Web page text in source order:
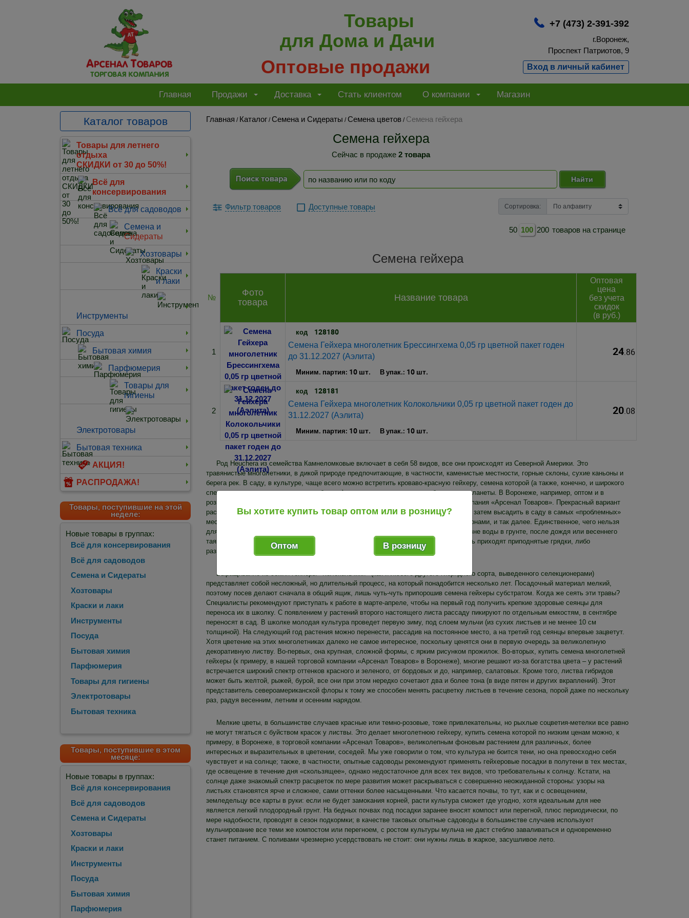
Товары
для Дома и Дачи
Оптовые продажи
+7 (473) 2-391-392
г.Воронеж,
Проспект Патриотов, 9
Вход в личный кабинет
Главная Продажи Доставка Стать клиентом О компании Магазин
Каталог товаров
Товары для летнего
отдыха
СКИДКИ от 30 до 50%!
Всё для
консервирования
Всё для садоводов
Семена и
Сидераты
Хозтовары
Краски
и лаки
Инструменты
Посуда
Бытовая химия
Парфюмерия
Товары для
гигиены
Электротовары
Бытовая техника
АКЦИЯ!
РАСПРОДАЖА!
Товары, поступившие на этой
неделе:
Новые товары в группах:
Всё для консервирования
Всё для садоводов
Семена и Сидераты
Хозтовары
Краски и лаки
Инструменты
Посуда
Бытовая химия
Парфюмерия
Товары для гигиены
Электротовары
Бытовая техника
Товары, поступившие в этом
месяце:
Новые товары в группах:
Всё для консервирования
Всё для садоводов
Семена и Сидераты
Хозтовары
Краски и лаки
Инструменты
Посуда
Бытовая химия
Парфюмерия
Главная / Каталог /Семена и Сидераты /Семена цветов / Семена гейхера
Семена гейхера
Сейчас в продаже2 товара
Найти
Фильтр товаров Доступные товары Сортировка:
50 100 200 товаров на странице
Семена гейхера
№
Фото
товара
Название товара
Оптовая
цена
без учета
скидок
(в руб.)
1
код 128180
Семена Гейхера многолетник Брессингхема 0,05 гр цветной пакет годен
до 31.12.2027 (Аэлита)
Миним. партия: 10 шт. В упак.: 10 шт.
24.86
2
код 128181
Семена Гейхера многолетник Колокольчики 0,05 гр цветной пакет годен до
31.12.2027 (Аэлита)
Миним. партия: 10 шт. В упак.: 10 шт.
20.08
Род Heuchera из семейства Камнеломковые включает в себя 58 видов, все они происходят из Северной Америки. Это
травянистые многолетники, в дикой природе предпочитающие, в частности, каменистые местности, горные склоны, сухие каньоны и
берега рек. В саду, в культуре, чаще всего можно встретить кроваво-красную гейхеру, семена которой (а также, конечно, и широкого
спектра полученных на ее основе гибридов) сегодня можно купить в любом уголке планеты. В Воронеже, например, оптом и в
розницу по низким ценам, такой посадочный материал реализует наша торговая компания «Арсенал Товаров». Прекрасный вариант
растений для затененных участков, поскольку можно вырастить гейхеру из семян, а затем высадить в саду в самых «проблемных»
местах: за строениями, вдоль заборов, под кустарниками и деревьями с густыми кронами, и так далее. Единственное, чего нельзя
для них допускать – это замокания корней. На низинных участках, при высоком уровне воды в грунте, после дождя или весеннего
таяния снега, высок риск загубить посадки. Впрочем, в подобных случаях на помощь приходят приподнятые грядки, либо
разнообразные насыпи.
Выращивание из семян гейхеры «Колокольчики» (как и любого другого гибридного сорта, выведенного селекционерами)
представляет собой несложный, но длительный процесс, на который понадобится несколько лет. Посадочный материал мелкий,
поэтому посев делают сначала в общий ящик, лишь чуть-чуть припорошив семена гейхеры субстратом. Когда же сеять эти травы?
Специалисты рекомендуют приступать к работе в марте-апреле, чтобы на первый год получить крепкие здоровые сеянцы для
переноса их в школку. С появлением у растений второго настоящего листа рассаду пикируют по отдельным емкостям, в сентябре
переносят в сад. В школке молодая культура проведет первую зиму, под слоем мульчи (из сухих листьев и не менее 10 см
толщиной). На следующий год растения можно перенести, рассадив на постоянное место, а на третий год сеянцы впервые зацветут.
Хотя цветение на этих многолетниках далеко не самое интересное, поскольку ценятся они в первую очередь за великолепную
декоративную листву. Во-первых, она крупная, сложной формы, с ярким рисунком прожилок. Во-вторых, купить семена многолетней
гейхеры (к примеру, в нашей торговой компании «Арсенал Товаров» в Воронеже), многие решают из-за богатства цвета – у растений
встречается широкий спектр оттенков красного и зеленого, от бордовых и до, например, салатовых. Кроме того, листва гибридов
может быть желтой, рыжей, бурой, все они при этом нередко сочетают два и более тона (в виде пятен и других вкраплений). Этот
представитель североамериканской флоры к тому же способен менять расцветку листьев в течение сезона, порой даже по нескольку
раз, радуя весенним, летним и осенним нарядом.
Мелкие цветы, в большинстве случаев красные или темно-розовые, тоже привлекательны, но рыхлые соцветия-метелки все равно
не могут тягаться с буйством красок у листвы. Это делает многолетнюю гейхеру, купить семена которой по низким ценам можно, к
примеру, в Воронеже, в торговой компании «Арсенал Товаров», великолепным фоновым растением для различных, более
интересных и выразительных в цветении, соседей. Мы уже говорили о том, что культура не боится тени, но она превосходно себя
чувствует и на солнце; также, в частности, опытные садоводы рекомендуют применять гейхеровые посадки в полутени в тех местах,
где освещение в течение дня «скользящее», однако недостаточное для всех тех видов, что требовательны к солнцу. Кстати, на
солнце даже знакомый спектр расцветок по мере развития может раскрываться с совершенно неожиданной стороны: узоры на
листьях становятся ярче и сложнее, сами оттенки более насыщенными. Что касается почвы, то тут, как и с освещением,
земледельцу все карты в руки: если не будет замокания корней, расти культура сможет где угодно, хотя идеальным для нее
является легкий плодородный грунт. На бедных почвах под посадки заранее вносят компост или перегной, плюс периодически, по
мере надобности, проводят в сезон подкормки; в качестве таковых опытные садоводы в большинстве случаев используют
мульчирование все теми же компостом или перегноем, с ростом культуры мульча не даст стеблю заваливаться и одновременно
станет питанием. С поливами чрезмерно усердствовать не стоит: они нужны лишь в жаркое, засушливое лето.
Вы хотите купить товар оптом или в розницу?
Оптом В розницу